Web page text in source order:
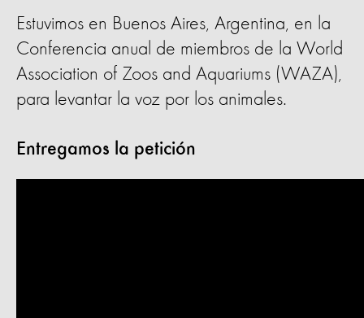
Estuvimos en Buenos Aires, Argentina, en la
Conferencia anual de miembros de la World
Association of Zoos and Aquariums (WAZA),
para levantar la voz por los animales.
Entregamos la petición